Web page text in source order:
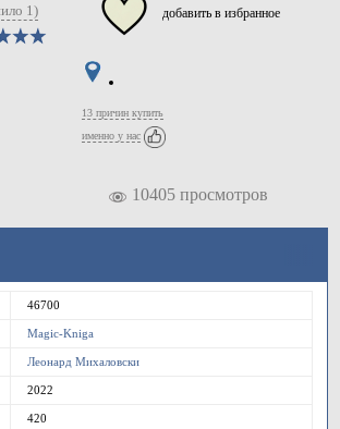
1) добавить в избранное
13 причин купить
именно у нас
10405 просмотров
46700
Magic-Kniga
Леонард Михаловски
2022
420